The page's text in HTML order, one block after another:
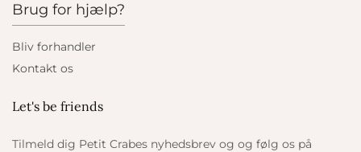
Brug for hjælp?
Bliv forhandler
Kontakt os
Let's be friends
Tilmeld dig Petit Crabes nyhedsbrev og og følg os på